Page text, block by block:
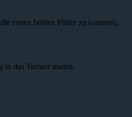
ersten beiden Plätze zu kommen,
in das Turnier starten.